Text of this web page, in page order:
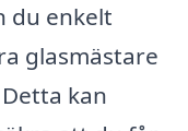
du enkelt
glasmästare
kan